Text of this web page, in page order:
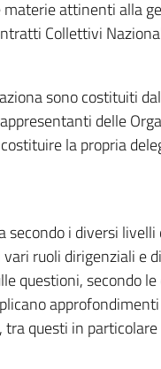
attinenti alla
Collettivi
sono costituiti
delle
la propria
secondo i diversi livelli
ruoli dirigenziali e
questioni, secondo le
questi in particolare